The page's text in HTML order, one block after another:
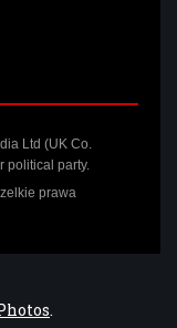
Ltd (UK Co.
political party.
prawa
.